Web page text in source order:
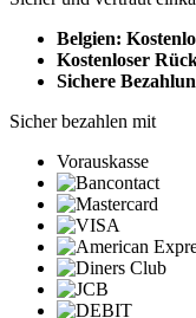
Belgien:
Kostenloser
Sichere
Sicher bezahlen mit
Vorauskasse